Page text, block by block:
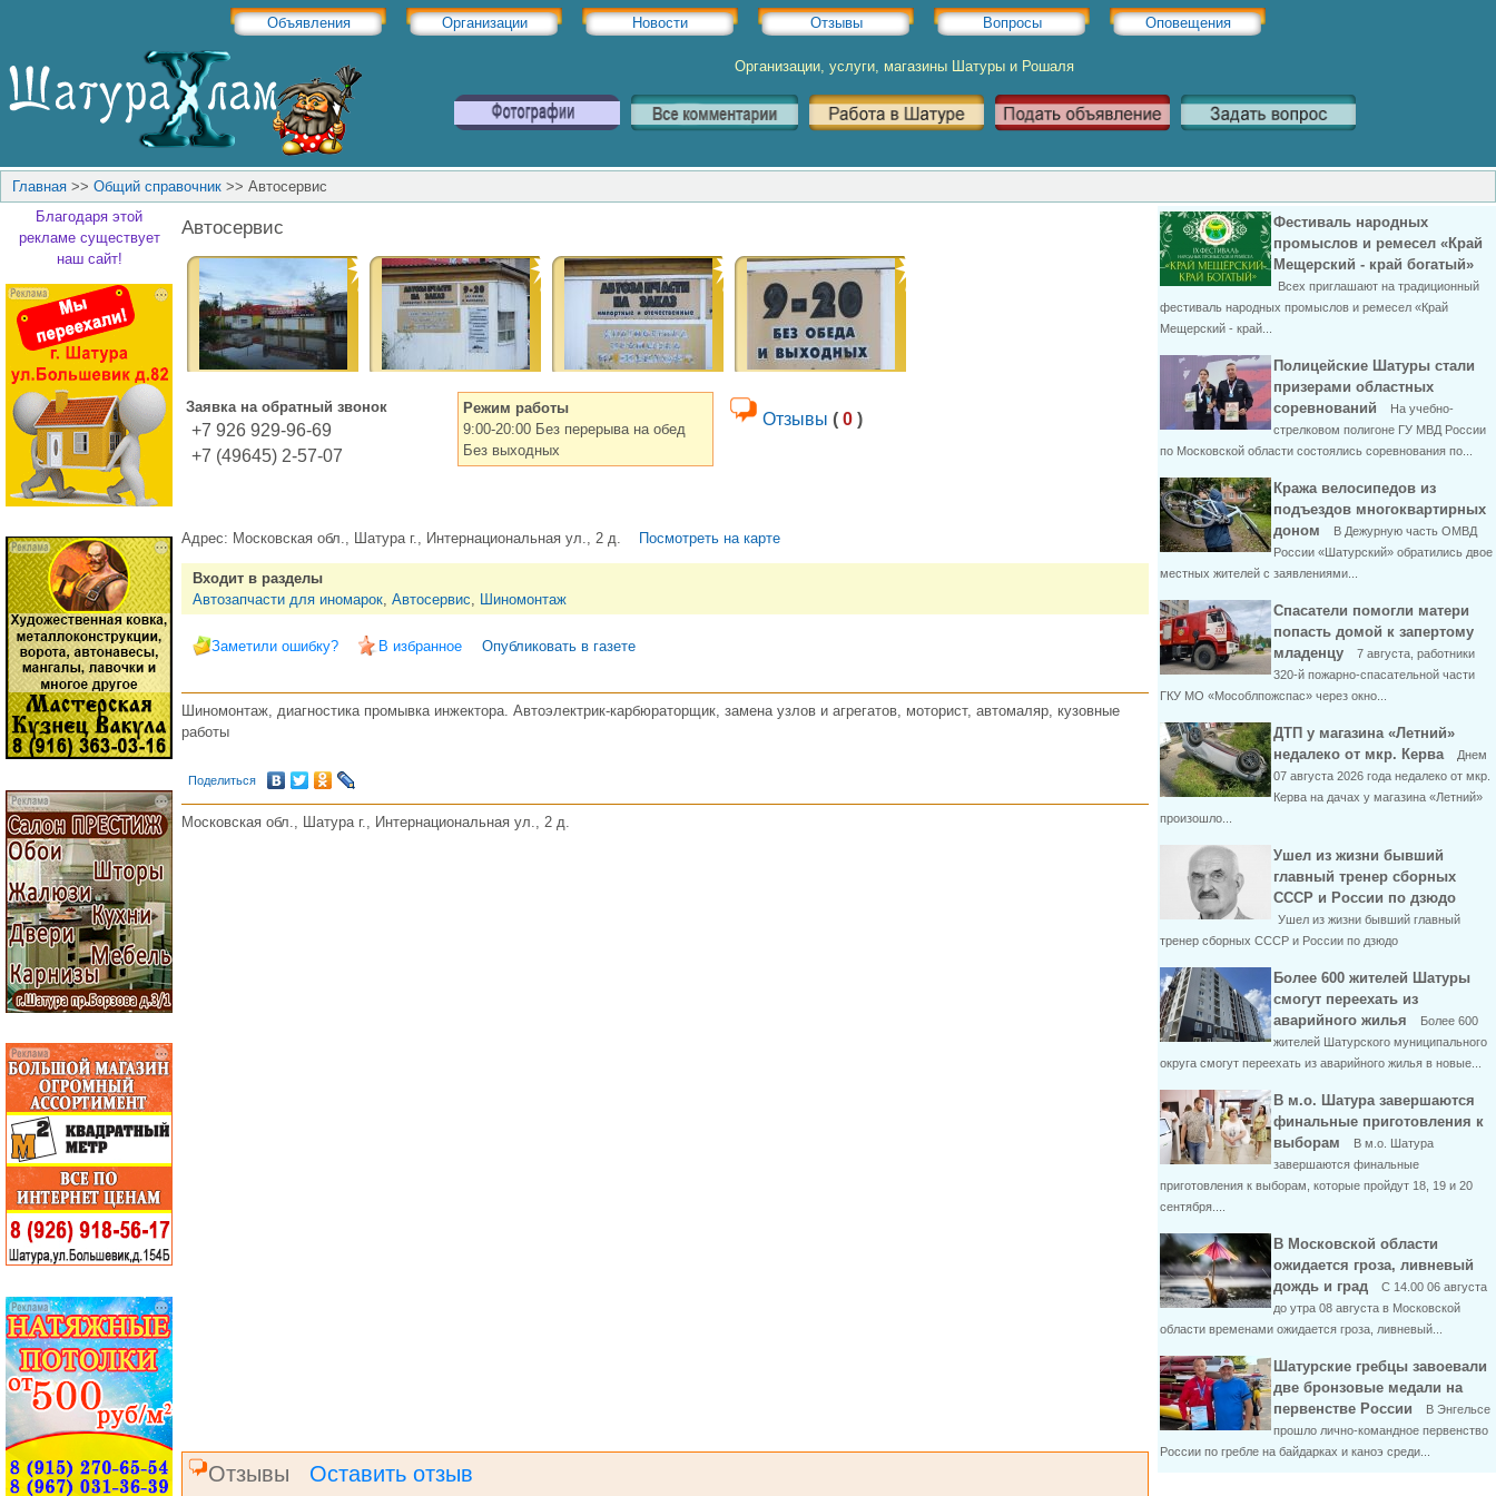
Объявления Организации Новости Отзывы Вопросы Оповещения
Организации, услуги, магазины Шатуры и Рошаля
Главная >> Общий справочник >> Автосервис
Благодаря этой
рекламе существует
наш сайт!
Автосервис
Заявка на обратный звонок
+7 926 929-96-69
+7 (49645) 2-57-07
Режим работы
9:00-20:00 Без перерыва на обед
Без выходных
Отзывы ( 0 )
Адрес: Московская обл., Шатура г., Интернациональная ул., 2 д. Посмотреть на карте
Входит в разделы
Автозапчасти для иномарок, Автосервис, Шиномонтаж
Заметили ошибку? В избранное Опубликовать в газете
Шиномонтаж, диагностика промывка инжектора. Автоэлектрик-карбюраторщик, замена узлов и агрегатов, моторист, автомаляр, кузовные
работы
Поделиться
Московская обл., Шатура г., Интернациональная ул., 2 д.
Отзывы Оставить отзыв
Фестиваль народных
промыслов и ремесел «Край
Мещерский - край богатый»
Всех приглашают на традиционный
фестиваль народных промыслов и ремесел «Край
Мещерский - край...
Полицейские Шатуры стали
призерами областных
соревнований
На учебно-
стрелковом полигоне ГУ МВД России
по Московской области состоялись соревнования по...
Кража велосипедов из
подъездов многоквартирных
доном
В Дежурную часть ОМВД
России «Шатурский» обратились двое
местных жителей с заявлениями...
Спасатели помогли матери
попасть домой к запертому
младенцу
7 августа, работники
320-й пожарно-спасательной части
ГКУ МО «Мособлпожспас» через окно...
ДТП у магазина «Летний»
недалеко от мкр. Керва
Днем
07 августа 2026 года недалеко от мкр.
Керва на дачах у магазина «Летний»
произошло...
Ушел из жизни бывший
главный тренер сборных
СССР и России по дзюдо
Ушел из жизни бывший главный
тренер сборных СССР и России по дзюдо
Более 600 жителей Шатуры
смогут переехать из
аварийного жилья
Более 600
жителей Шатурского муниципального
округа смогут переехать из аварийного жилья в новые...
В м.о. Шатура завершаются
финальные приготовления к
выборам
В м.о. Шатура
завершаются финальные
приготовления к выборам, которые пройдут 18, 19 и 20
сентября....
В Московской области
ожидается гроза, ливневый
дождь и град
С 14.00 06 августа
до утра 08 августа в Московской
области временами ожидается гроза, ливневый...
Шатурские гребцы завоевали
две бронзовые медали на
первенстве России
В Энгельсе
прошло лично-командное первенство
России по гребле на байдарках и каноэ среди...